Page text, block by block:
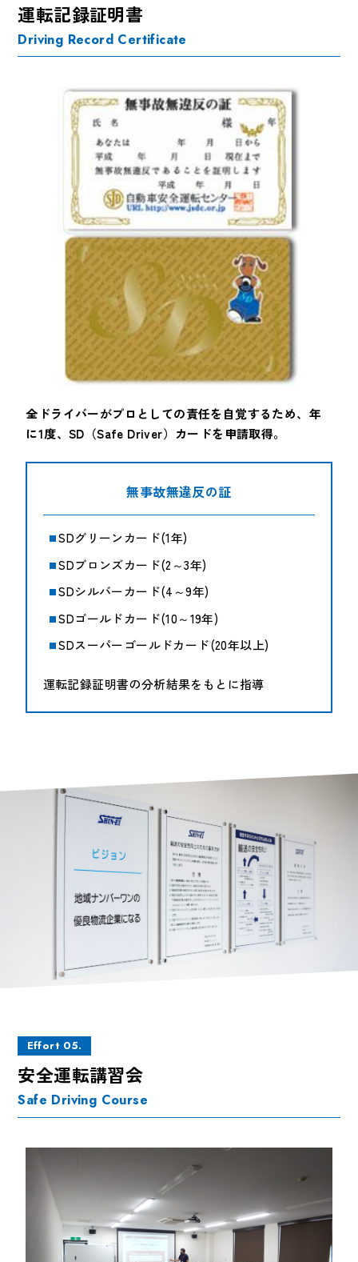
運転記録証明書
Driving Record Certificate
全ドライバーがプロとしての責任を自覚するため、年
に1度、SD（Safe Driver）カードを申請取得。
無事故無違反の証
SDグリーンカード(1年)
SDブロンズカード(2～3年)
SDシルバーカード(4～9年)
SDゴールドカード(10～19年)
SDスーパーゴールドカード(20年以上)
運転記録証明書の分析結果をもとに指導
Effort 05.
安全運転講習会
Safe Driving Course